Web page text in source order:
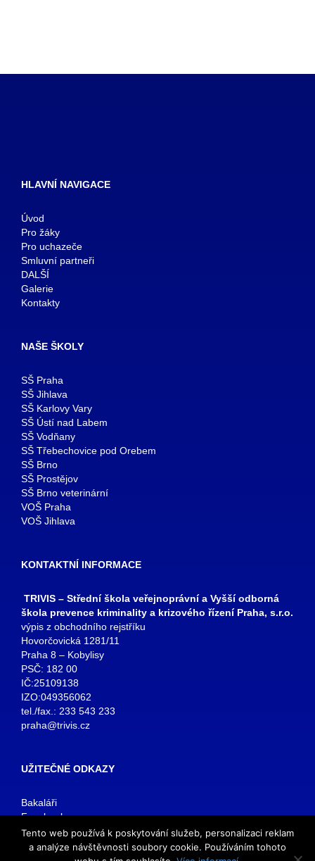
HLAVNÍ NAVIGACE
Úvod
Pro žáky
Pro uchazeče
Smluvní partneři
DALŠÍ
Galerie
Kontakty
NAŠE ŠKOLY
SŠ Praha
SŠ Jihlava
SŠ Karlovy Vary
SŠ Ústí nad Labem
SŠ Vodňany
SŠ Třebechovice pod Orebem
SŠ Brno
SŠ Prostějov
SŠ Brno veterinární
VOŠ Praha
VOŠ Jihlava
KONTAKTNÍ INFORMACE
TRIVIS – Střední škola veřejnoprávní a Vyšší odborná
škola prevence kriminality a krizového řízení Praha, s.r.o.
výpis z obchodního rejstříku
Hovorčovická 1281/11
Praha 8 – Kobylisy
PSČ: 182 00
IČ:25109138
IZO:049356062
tel./fax.: 233 543 233
praha@trivis.cz
UŽITEČNÉ ODKAZY
Bakaláři
Facebook
VOŠ Praha
E-mail zaměstnanci
E-mail studenti
Tento web používá k poskytování služeb, personalizaci reklam
a analýze návštěvnosti soubory cookie. Používáním tohoto